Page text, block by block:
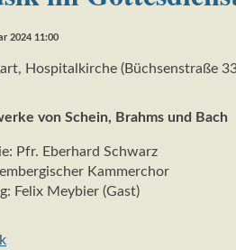
2024 11:00
Hospitalkirche (Büchsenstraße
von Schein, Brahms und Bach
Pfr. Eberhard Schwarz
Kammerchor
Felix Meybier (Gast)